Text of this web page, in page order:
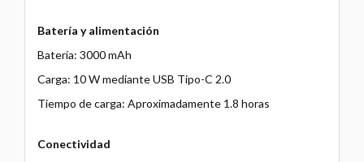
Batería y alimentación
Batería: 3000 mAh
Carga: 10 W mediante USB Tipo-C 2.0
Tiempo de carga: Aproximadamente 1.8 horas
Conectividad